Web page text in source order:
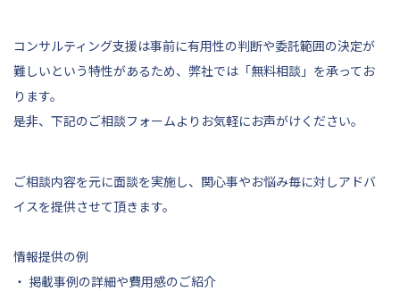
コンサルティング支援は事前に有用性の判断や委託範囲の決定が
難しいという特性があるため、弊社では「無料相談」を承ってお
ります。
是非、 下記のご相談フォームよりお気軽にお声がけください。
ご相談内容を元に面談を実施し、関心事やお悩み毎に対しアドバ
イスを提供させて頂きます。
情報提供の例
・ 掲載事例の詳細や費用感のご紹介